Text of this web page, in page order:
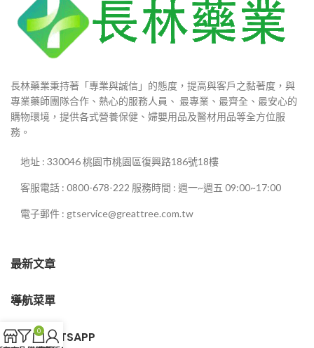
長林藥業秉持著「專業與誠信」的態度，提高與客戶之黏著度，與
專業藥師團隊合作、熱心的服務人員、 最專業、最齊全、最安心的
購物環境，提供各式營養保健、婦嬰用品及醫材用品等全方位服
務。
地址 : 330046 桃園市桃園區復興路186號18樓
客服電話 : 0800-678-222 服務時間 : 週一~週五 09:00~17:00
電子郵件 : gtservice@greattree.com.tw
最新文章
導航菜單
客服WHATSAPP
0